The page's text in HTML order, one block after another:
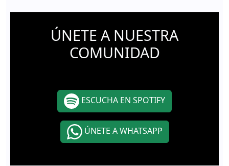
ÚNETE A NUESTRA
COMUNIDAD
ESCUCHA EN SPOTIFY
ÚNETE A WHATSAPP